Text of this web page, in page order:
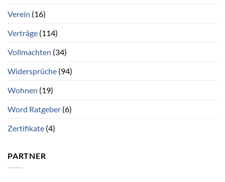
Verein (16)
Verträge (114)
Vollmachten (34)
Widersprüche (94)
Wohnen (19)
Word Ratgeber (6)
Zertifikate (4)
PARTNER